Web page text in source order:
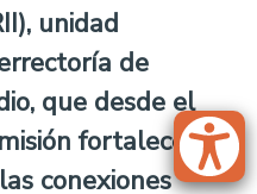
unidad
de
que desde el
fortalecer,
conexiones